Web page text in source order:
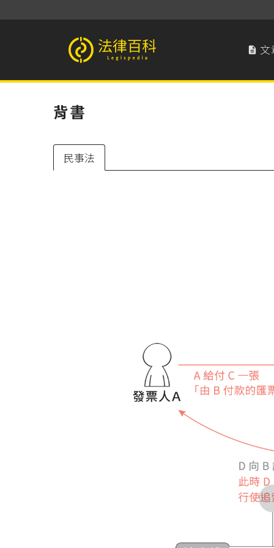
法律百科 Legispedia 
背書
民事法